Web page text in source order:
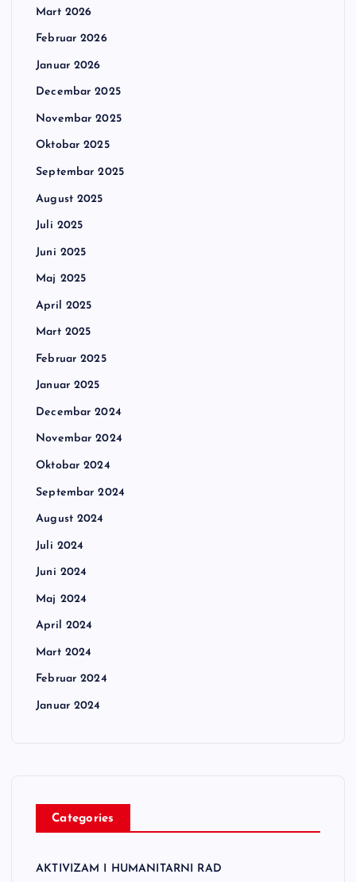
Mart 2026
Februar 2026
Januar 2026
Decembar 2025
Novembar 2025
Oktobar 2025
Septembar 2025
August 2025
Juli 2025
Juni 2025
Maj 2025
April 2025
Mart 2025
Februar 2025
Januar 2025
Decembar 2024
Novembar 2024
Oktobar 2024
Septembar 2024
August 2024
Juli 2024
Juni 2024
Maj 2024
April 2024
Mart 2024
Februar 2024
Januar 2024
Categories
AKTIVIZAM I HUMANITARNI RAD